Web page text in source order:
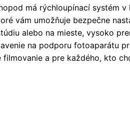
má rýchloupínací systém
vám umožňuje bezpečne
alebo na mieste, vysoko
na podporu fotoaparátu
filmovanie a pre každého, kto